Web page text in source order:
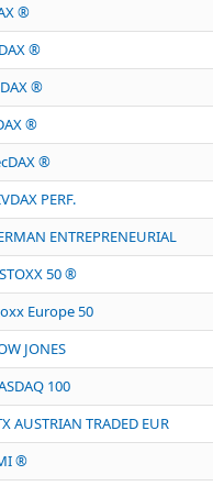
®
®
®
®
®
PERF.
ENTREPRENEURIAL
50 ®
Europe 50
JONES
100
AUSTRIAN TRADED EUR
®